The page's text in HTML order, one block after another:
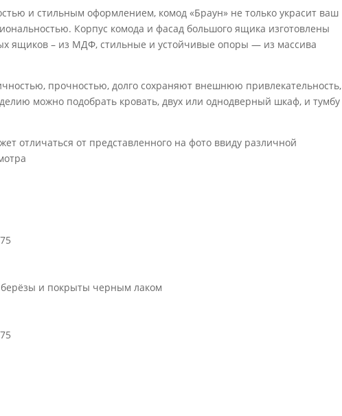
и стильным оформлением, комод «Браун» не только украсит ваш
Корпус комода и фасад большого ящика изготовлены
ящиков – из МДФ, стильные и устойчивые опоры — из массива
прочностью, долго сохраняют внешнюю привлекательность,
можно подобрать кровать, двух или однодверный шкаф, и тумбу
отличаться от представленного на фото ввиду различной
и покрыты черным лаком